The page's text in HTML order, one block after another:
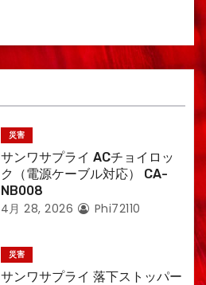
災害
サンワサプライ ACチョイロッ
ク（電源ケーブル対応） CA-
NB008
4月 28, 2026 Phi72110
災害
サンワサプライ 落下ストッパー